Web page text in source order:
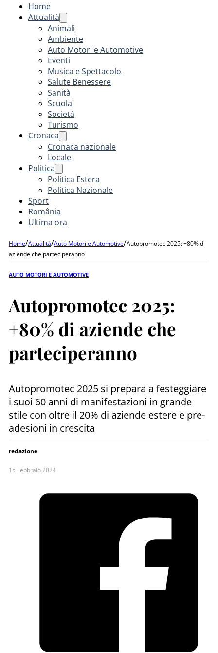
Home
Attualità
Animali
Ambiente
Auto Motori e Automotive
Eventi
Musica e Spettacolo
Salute Benessere
Sanità
Scuola
Società
Turismo
Cronaca
Cronaca nazionale
Locale
Politica
Politica Estera
Politica Nazionale
Sport
România
Ultima ora
Home/Attualità/Auto Motori e Automotive/Autopromotec 2025: +80% di
aziende che parteciperanno
AUTO MOTORI E AUTOMOTIVE
Autopromotec 2025:
+80% di aziende che
parteciperanno
Autopromotec 2025 si prepara a festeggiare
i suoi 60 anni di manifestazioni in grande
stile con oltre il 20% di aziende estere e pre-
adesioni in crescita
redazione
15 Febbraio 2024